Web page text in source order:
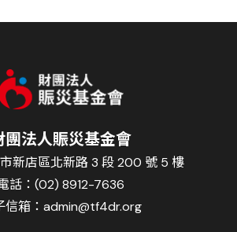
團法人賑災基金會
新店區北新路 3 段 200 號 5 樓
話：(02) 8912-7636
信箱： admin@tf4dr.org